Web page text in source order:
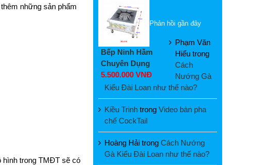
những sản phẩm
hình trong TMĐT sẽ có
Bếp Ninh Hầm
Chuyên Dụng
5.500.000 VNĐ
Phản hồi gần đây
Phạm Văn
Hiếu trong
Cách
Nướng Gà
Kiểu Đài Loan như thế nào?
Kiều Trinh trong Video bàn pha
chế CockTail
Hoàng Hải trong Cách Nướng
Gà Kiểu Đài Loan như thế nào?